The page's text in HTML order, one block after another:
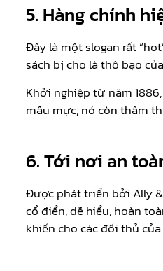
5. Hàng chính
Đây là một slogan rất
sách bị cho là thô bạo
Khởi nghiệp từ năm
mẫu mực, nó còn thâm
6. Tới nơi an
Được phát triển bởi Ally
cổ điển, dễ hiểu, hoàn
khiến cho các đối thủ